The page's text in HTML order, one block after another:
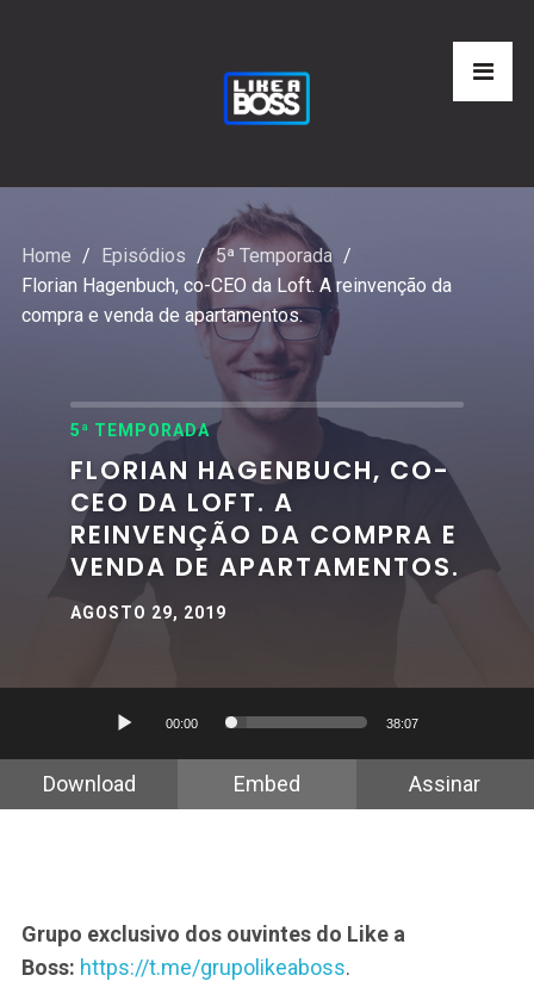
Home Episódios
5ª Temporada
Florian Hagenbuch, co-CEO da Loft. A reinvenção da
compra e venda de apartamentos.
5ª TEMPORADA
FLORIAN HAGENBUCH, CO-
CEO DA LOFT. A
REINVENÇÃO DA COMPRA E
VENDA DE APARTAMENTOS.
AGOSTO 29, 2019
Tocador
áudio
00:00 38:07
Download Embed Assinar
Grupo exclusivo dos ouvintes do Like a
Boss: https://t.me/grupolikeaboss.